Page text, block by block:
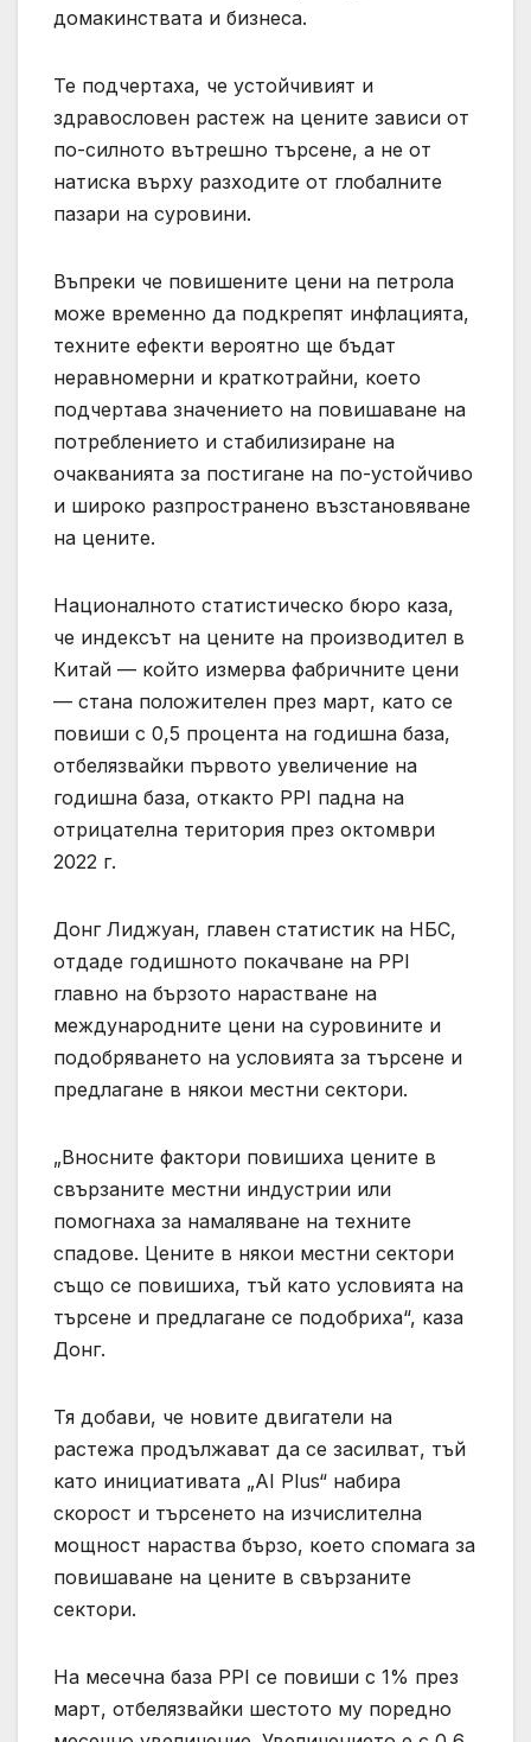
домакинствата и бизнеса.
Те подчертаха, че устойчивият и
здравословен растеж на цените зависи от
по-силното вътрешно търсене, а не от
натиска върху разходите от глобалните
пазари на суровини.
Въпреки че повишените цени на петрола
може временно да подкрепят инфлацията,
техните ефекти вероятно ще бъдат
неравномерни и краткотрайни, което
подчертава значението на повишаване на
потреблението и стабилизиране на
очакванията за постигане на по-устойчиво
и широко разпространено възстановяване
на цените.
Националното статистическо бюро каза,
че индексът на цените на производител в
Китай — който измерва фабричните цени
— стана положителен през март, като се
повиши с 0,5 процента на годишна база,
отбелязвайки първото увеличение на
годишна база, откакто PPI падна на
отрицателна територия през октомври
2022 г.
Донг Лиджуан, главен статистик на НБС,
отдаде годишното покачване на PPI
главно на бързото нарастване на
международните цени на суровините и
подобряването на условията за търсене и
предлагане в някои местни сектори.
„Вносните фактори повишиха цените в
свързаните местни индустрии или
помогнаха за намаляване на техните
спадове. Цените в някои местни сектори
също се повишиха, тъй като условията на
търсене и предлагане се подобриха“, каза
Донг.
Тя добави, че новите двигатели на
растежа продължават да се засилват, тъй
като инициативата „AI Plus“ набира
скорост и търсенето на изчислителна
мощност нараства бързо, което спомага за
повишаване на цените в свързаните
сектори.
На месечна база PPI се повиши с 1% през
март, отбелязвайки шестото му поредно